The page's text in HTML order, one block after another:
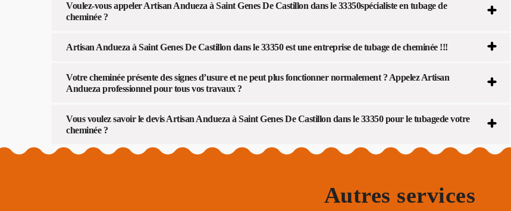
Voulez-vous appeler Artisan Andueza à Saint Genes De Castillon dans le 33350spécialiste en tubage de
cheminée ?
Artisan Andueza à Saint Genes De Castillon dans le 33350 est une entreprise de tubage de cheminée !!!
Votre cheminée présente des signes d’usure et ne peut plus fonctionner normalement ? Appelez Artisan
Andueza professionnel pour tous vos travaux ?
Vous voulez savoir le devis Artisan Andueza à Saint Genes De Castillon dans le 33350 pour le tubagede votre
cheminée ?
Autres services